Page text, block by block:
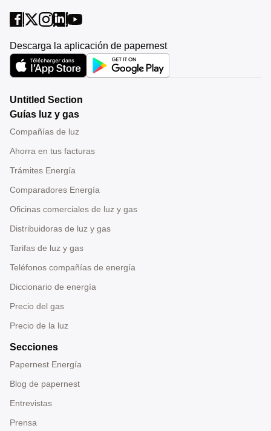
Descarga la aplicación de papernest
Untitled Section
Guías luz y gas
Compañías de luz
Ahorra en tus facturas
Trámites Energía
Comparadores Energía
Oficinas comerciales de luz y gas
Distribuidoras de luz y gas
Tarifas de luz y gas
Teléfonos compañías de energía
Diccionario de energía
Precio del gas
Precio de la luz
Secciones
Papernest Energía
Blog de papernest
Entrevistas
Prensa